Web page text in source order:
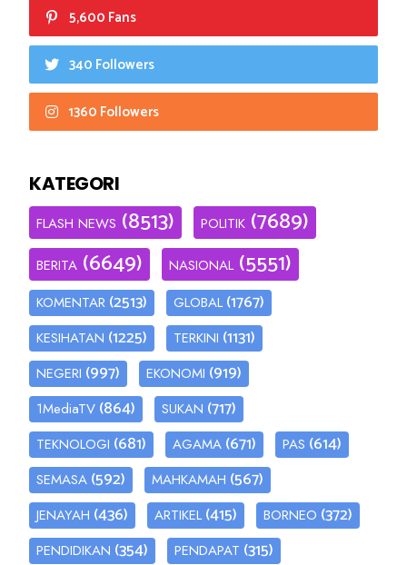
5,600 Fans
340 Followers
1360 Followers
KATEGORI
FLASH NEWS (8513) POLITIK (7689)
BERITA (6649) NASIONAL (5551)
KOMENTAR (2513) GLOBAL (1767)
KESIHATAN (1225) TERKINI (1131)
NEGERI (997) EKONOMI (919)
1MediaTV (864) SUKAN (717)
TEKNOLOGI (681) AGAMA (671) PAS (614)
SEMASA (592) MAHKAMAH (567)
JENAYAH (436) ARTIKEL (415) BORNEO (372)
PENDIDIKAN (354) PENDAPAT (315)